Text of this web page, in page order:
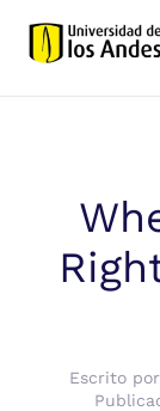
Skip to
Escrito por